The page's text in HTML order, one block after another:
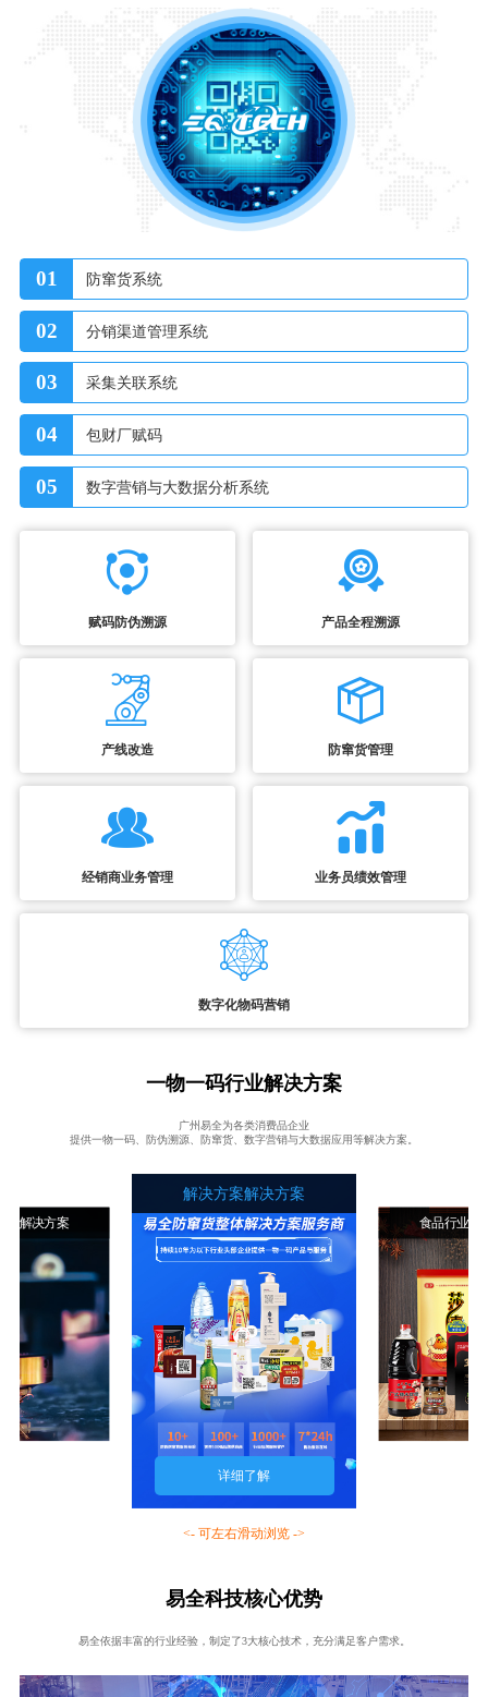
01 防窜货系统
02 分销渠道管理系统
03 采集关联系统
04 包财厂赋码
05 数字营销与大数据分析系统
赋码防伪溯源 产品全程溯源
产线改造 防窜货管理
经销商业务管理 业务员绩效管理
数字化物码营销
一物一码行业解决方案
广州易全为各类消费品企业
提供一物一码、防伪溯源、防窜货、数字营销与大数据应用等解决方案。
业解决方案
解决方案解决方案
详细了解
食品行业解
<- 可左右滑动浏览 ->
易全科技核心优势
易全依据丰富的行业经验，制定了3大核心技术，充分满足客户需求。